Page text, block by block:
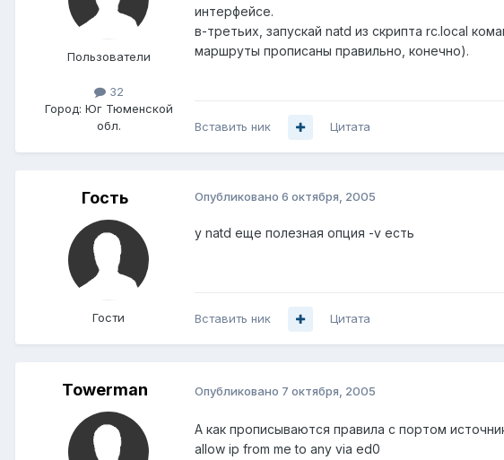
Пользователи
32
Город: Юг Тюменской
обл.
интерфейсе.
в-третьих, запускай natd из скрипта rc.local
маршруты прописаны правильно, конечно).
Вставить ник Цитата
Гость
Гости
Опубликовано 6 октября, 2005
у natd еще полезная опция -v есть
Вставить ник Цитата
Towerman Опубликовано 7 октября, 2005
А как прописываются правила с портом
allow ip from me to any via ed0